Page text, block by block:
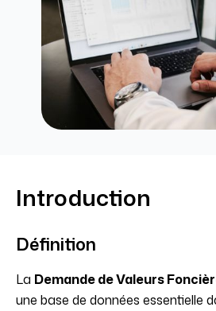
Introduction
Définition
La Demande de Valeurs
une base de données essentielle